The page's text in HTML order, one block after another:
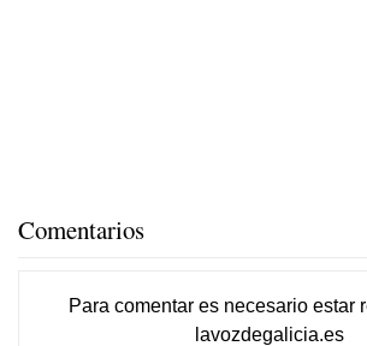
Comentarios
Para comentar es necesario estar
lavozdegalicia.es